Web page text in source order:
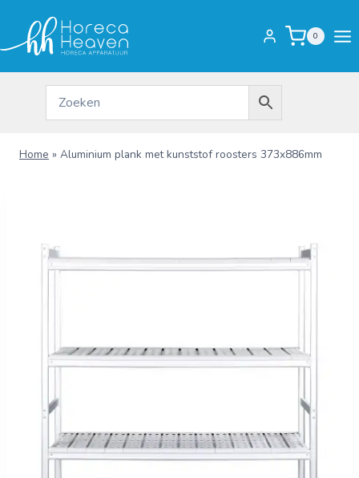
inhoud
0
Home » Aluminium plank met kunststof roosters 373x886mm